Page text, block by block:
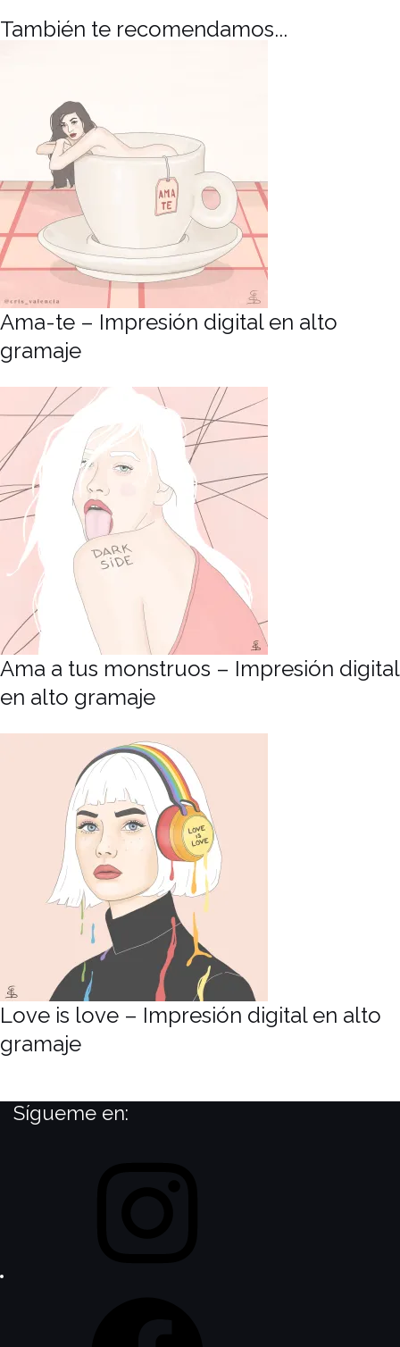
También te recomendamos...
Ama-te – Impresión digital en alto
gramaje
Ama a tus monstruos – Impresión digital
en alto gramaje
Love is love – Impresión digital en alto
gramaje
Sígueme en: